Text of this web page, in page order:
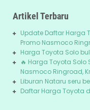
Artikel Terbaru
Update Daftar Harga
Promo Nasmoco
Harga Toyota Solo
🔥 Harga Toyota Solo
Nasmoco Ringroad,
Liburan Nataru seru
Daftar Harga Toyota